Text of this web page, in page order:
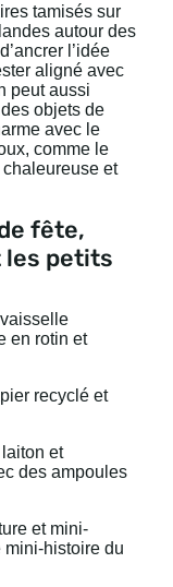
tamisés sur
autour des
l’idée
aligné avec
peut aussi
objets de
avec le
comme le
et
fête,
les petits
en rotin et
recyclé et
et
des ampoules
et mini-
mini-histoire du